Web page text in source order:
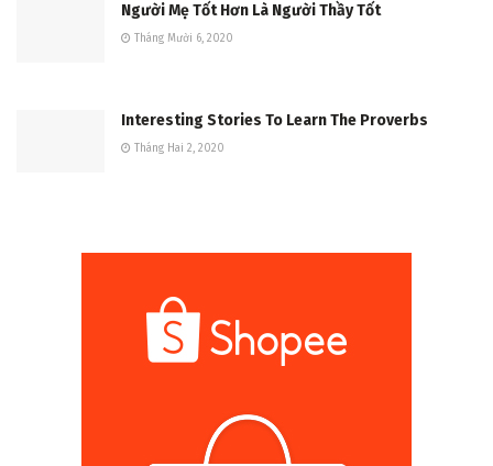
Người Mẹ Tốt Hơn Là Người Thầy Tốt
Tháng Mười 6, 2020
Interesting Stories To Learn The Proverbs
Tháng Hai 2, 2020